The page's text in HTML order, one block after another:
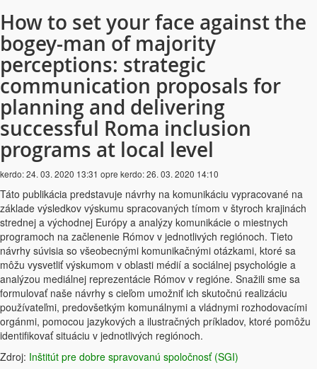
How to set your face against the
bogey-man of majority
perceptions: strategic
communication proposals for
planning and delivering
successful Roma inclusion
programs at local level
kerdo:24. 03. 2020 13:31 opre kerdo:26. 03. 2020 14:10
Táto publikácia predstavuje návrhy na komunikáciu vypracované na
základe výsledkov výskumu spracovaných tímom v štyroch krajinách
strednej a východnej Európy a analýzy komunikácie o miestnych
programoch na začlenenie Rómov v jednotlivých regiónoch. Tieto
návrhy súvisia so všeobecnými komunikačnými otázkami, ktoré sa
môžu vysvetliť výskumom v oblasti médií a sociálnej psychológie a
analýzou mediálnej reprezentácie Rómov v regióne. Snažili sme sa
formulovať naše návrhy s cieľom umožniť ich skutočnú realizáciu
používateľmi, predovšetkým komunálnymi a vládnymi rozhodovacími
orgánmi, pomocou jazykových a ilustračných príkladov, ktoré pomôžu
identifikovať situáciu v jednotlivých regiónoch.
Zdroj: Inštitút pre dobre spravovanú spoločnosť (SGI)